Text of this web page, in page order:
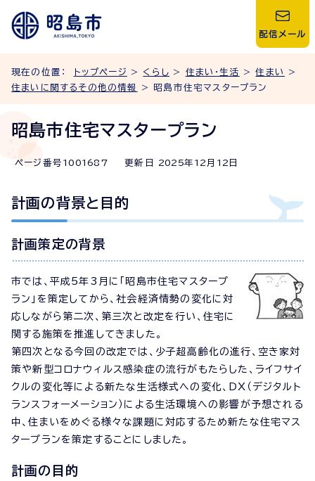
配信メール
現在の位置： トップページ > くらし > 住まい・生活 >住まい
>
住まいに関するその他の情報
> 昭島市住宅マスタープラン
昭島市住宅マスタープラン
ページ番号 1001687 更新日 2025年 12 月 12 日
計画の背景と目的
計画策定の背景
市では、平成5年3月に「昭島市住宅マスタープ
ラン」を策定してから、社会経済情勢の変化に対
応しながら第二次、第三次と改定を行い、住宅に
関する施策を推進してきました。
第四次となる今回の改定では、少子超高齢化の進行、空き家対
策や新型コロナウィルス感染症の流行がもたらした、ライフサイ
クルの変化等による新たな生活様式への変化、DX（デジタルト
ランスフォーメーション）による生活環境への影響が予想される
中、住まいをめぐる様々な課題に対応するため新たな住宅マス
タープランを策定することにしました。
計画の目的